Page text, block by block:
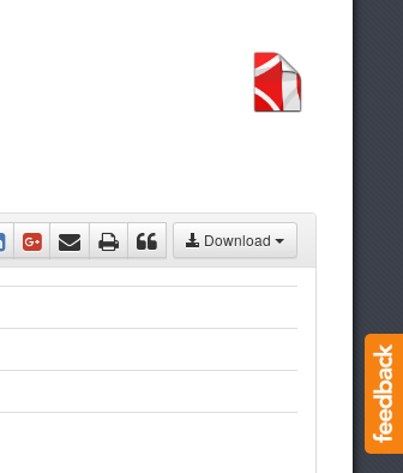
Download